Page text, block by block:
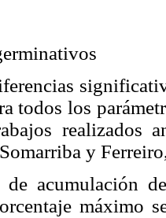
todos los
realizados
y
acumulación
máximo